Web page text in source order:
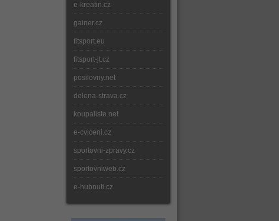
e-kreatin.cz
gainer.cz
fitsport.eu
fitsport-jt.cz
posilovny.net
delena-strava.cz
koupaliste.net
e-cviceni.cz
sportovni-zpravy.cz
sportovniweb.cz
e-hubnuti.cz